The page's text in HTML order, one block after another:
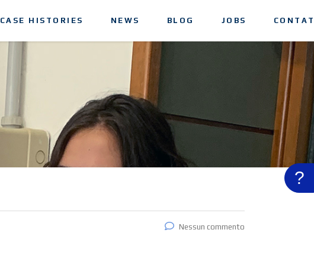
CASE HISTORIES NEWS BLOG JOBS
?
Nessun commento